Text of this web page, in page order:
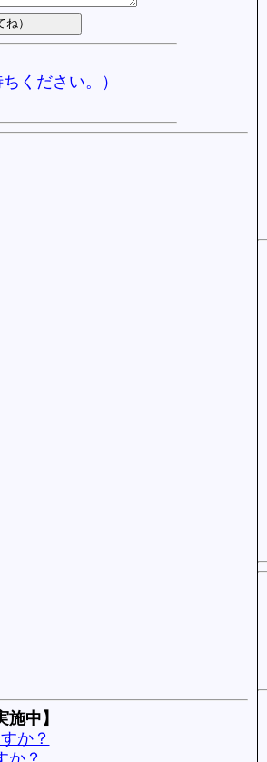
ください。）
中】
か？